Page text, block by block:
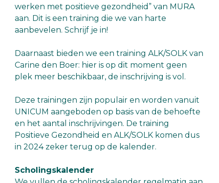
werken met positieve gezondheid” van MURA
aan. Dit is een training die we van harte
aanbevelen. Schrijf je in!
Daarnaast bieden we een training ALK/SOLK van
Carine den Boer: hier is op dit moment geen
plek meer beschikbaar, de inschrijving is vol.
Deze trainingen zijn populair en worden vanuit
UNICUM aangeboden op basis van de behoefte
en het aantal inschrijvingen. De training
Positieve Gezondheid en ALK/SOLK komen dus
in 2024 zeker terug op de kalender.
Scholingskalender